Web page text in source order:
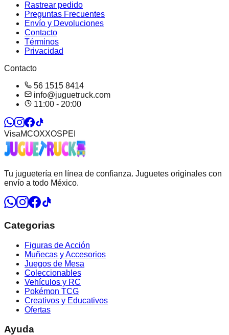
Rastrear pedido
Preguntas Frecuentes
Envío y Devoluciones
Contacto
Términos
Privacidad
Contacto
56 1515 8414
info@juguetruck.com
11:00 - 20:00
VisaMCOXXOSPEI
Tu juguetería en línea de confianza. Juguetes originales con
envío a todo México.
Categorias
Figuras de Acción
Muñecas y Accesorios
Juegos de Mesa
Coleccionables
Vehículos y RC
Pokémon TCG
Creativos y Educativos
Ofertas
Ayuda